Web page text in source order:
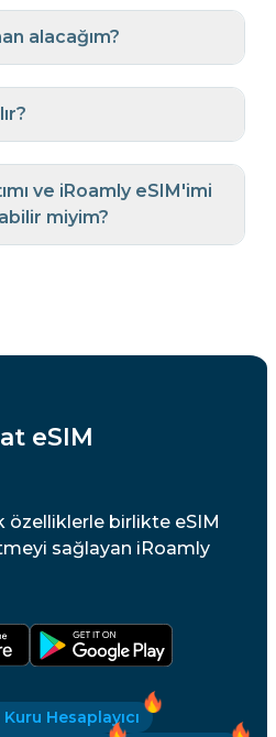
alacağım?
ve iRoamly eSIM'imi
miyim?
eSIM
özelliklerle birlikte eSIM
sağlayan iRoamly
Hesaplayıcı